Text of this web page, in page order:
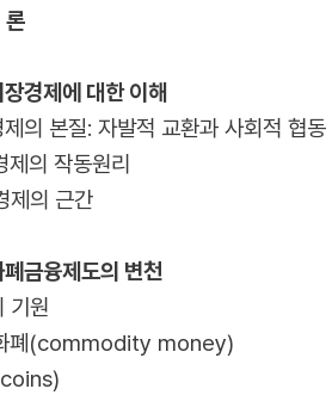
론
경제에 대한 이해
제의 본질: 자발적 교환과 사회적 협동
제의 작동원리
제의 근간
금융제도의 변천
기원
폐(commodity money)